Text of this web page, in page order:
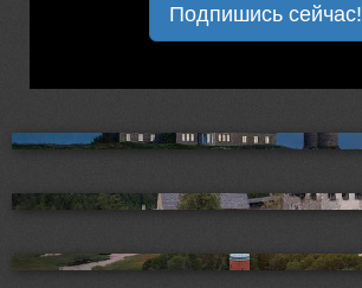
Подпишись сейчас!